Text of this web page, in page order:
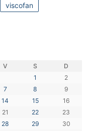
viscofan
V S
D
1
2
7 8
9
14 15
16
21 22
23
28 29 30